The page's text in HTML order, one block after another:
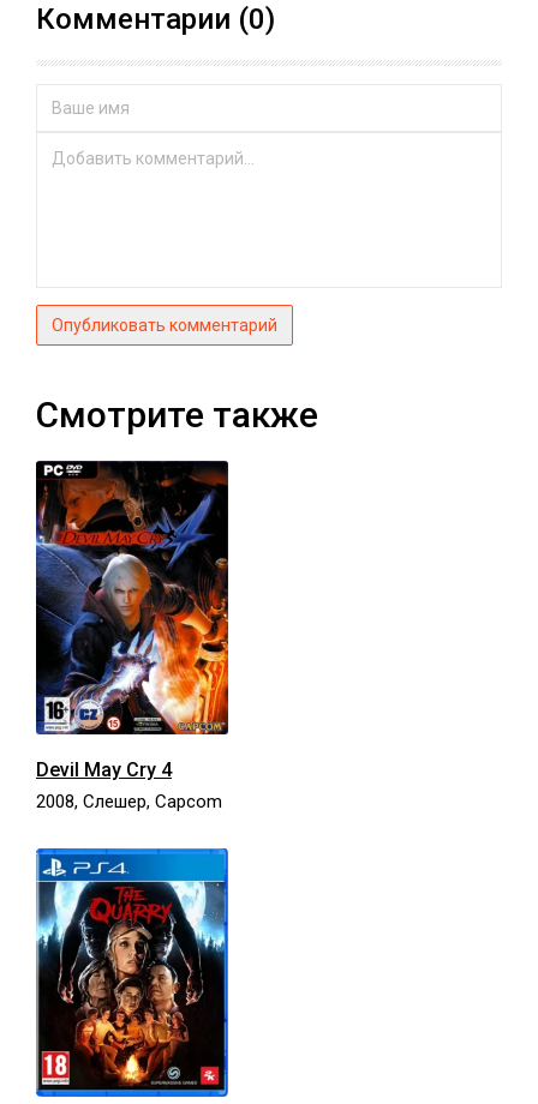
Комментарии (0)
Опубликовать комментарий
Смотрите также
Devil May Cry 4
2008, Слешер, Capcom